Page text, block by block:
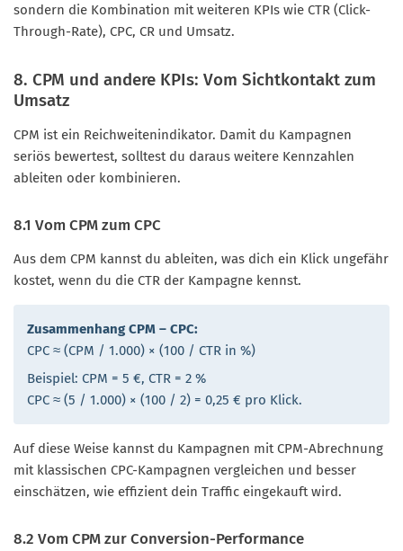
sondern die Kombination mit weiteren KPIs wie CTR (Click-
Through-Rate), CPC, CR und Umsatz.
8. CPM und andere KPIs: Vom Sichtkontakt zum
Umsatz
CPM ist ein Reichweitenindikator. Damit du Kampagnen
seriös bewertest, solltest du daraus weitere Kennzahlen
ableiten oder kombinieren.
8.1 Vom CPM zum CPC
Aus dem CPM kannst du ableiten, was dich ein Klick ungefähr
kostet, wenn du die CTR der Kampagne kennst.
Zusammenhang CPM – CPC:
CPC ≈ (CPM / 1.000) × (100 / CTR in %)
Beispiel: CPM = 5 €, CTR = 2 %
CPC ≈ (5 / 1.000) × (100 / 2) = 0,25 € pro Klick.
Auf diese Weise kannst du Kampagnen mit CPM-Abrechnung
mit klassischen CPC-Kampagnen vergleichen und besser
einschätzen, wie effizient dein Traffic eingekauft wird.
8.2 Vom CPM zur Conversion-Performance